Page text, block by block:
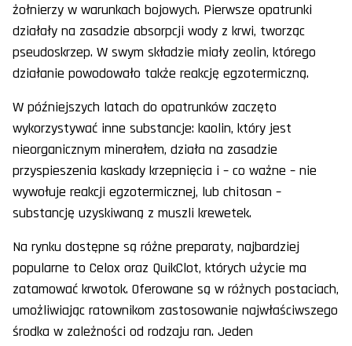
żołnierzy w warunkach bojowych. Pierwsze opatrunki
działały na zasadzie absorpcji wody z krwi, tworząc
pseudoskrzep. W swym składzie miały zeolin, którego
działanie powodowało także reakcję egzotermiczną.
W późniejszych latach do opatrunków zaczęto
wykorzystywać inne substancje: kaolin, który jest
nieorganicznym minerałem, działa na zasadzie
przyspieszenia kaskady krzepnięcia i – co ważne – nie
wywołuje reakcji egzotermicznej, lub chitosan –
substancję uzyskiwaną z muszli krewetek.
Na rynku dostępne są różne preparaty, najbardziej
popularne to Celox oraz QuikClot, których użycie ma
zatamować krwotok. Oferowane są w różnych postaciach,
umożliwiając ratownikom zastosowanie najwłaściwszego
środka w zależności od rodzaju ran. Jeden